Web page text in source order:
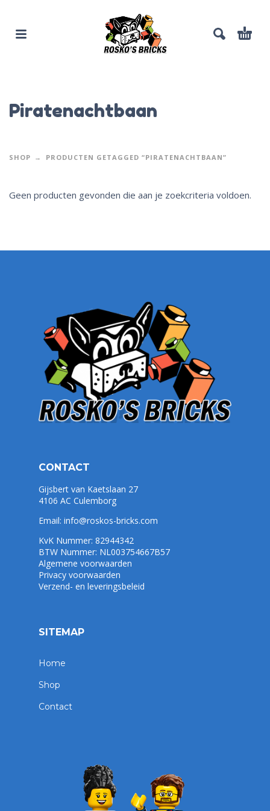
Piratenachtbaan
SHOP PRODUCTEN GETAGGED “PIRATENACHTBAAN”
Geen producten gevonden die aan je zoekcriteria voldoen.
CONTACT
Gijsbert van Kaetslaan 27
4106 AC Culemborg
Email: info@roskos-bricks.com
KvK Nummer: 82944342
BTW Nummer: NL003754667B57
Algemene voorwaarden
Privacy voorwaarden
Verzend- en leveringsbeleid
SITEMAP
Home
Shop
Contact